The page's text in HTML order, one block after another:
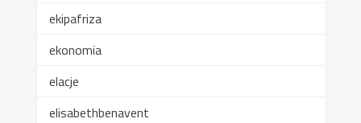
ekipafriza
ekonomia
elacje
elisabethbenavent